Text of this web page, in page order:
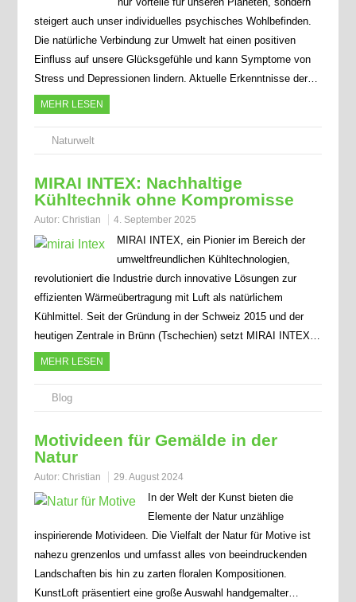
steigert auch unser individuelles psychisches Wohlbefinden.
Die natürliche Verbindung zur Umwelt hat einen positiven
Einfluss auf unsere Glücksgefühle und kann Symptome von
Stress und Depressionen lindern. Aktuelle Erkenntnisse der…
MEHR LESEN
Naturwelt
MIRAI INTEX: Nachhaltige
Kühltechnik ohne Kompromisse
Autor: Christian 4. September 2025
MIRAI INTEX, ein Pionier im Bereich der
umweltfreundlichen Kühltechnologien,
revolutioniert die Industrie durch innovative Lösungen zur
effizienten Wärmeübertragung mit Luft als natürlichem
Kühlmittel. Seit der Gründung in der Schweiz 2015 und der
heutigen Zentrale in Brünn (Tschechien) setzt MIRAI INTEX…
MEHR LESEN
Blog
Motivideen für Gemälde in der
Natur
Autor: Christian 29. August 2024
In der Welt der Kunst bieten die
Elemente der Natur unzählige
inspirierende Motivideen. Die Vielfalt der Natur für Motive ist
nahezu grenzenlos und umfasst alles von beeindruckenden
Landschaften bis hin zu zarten floralen Kompositionen.
KunstLoft präsentiert eine große Auswahl handgemalter…